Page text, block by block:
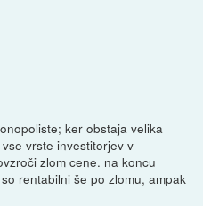
ker obstaja velika
vrste investitorjev v
zlom cene. na koncu
rentabilni še po zlomu, ampak